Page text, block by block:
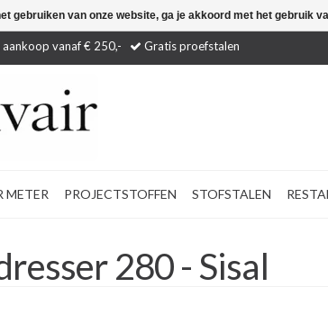
vanaf € 250,- Gratis proefstalen
METER PROJECTSTOFFEN STOFSTALEN
280 - Sisal
gebruiken van onze website, ga je akkoord met het gebruik